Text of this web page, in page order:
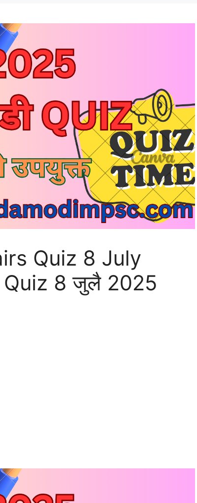
Quiz 8 July
Quiz 8 जुलै 2025